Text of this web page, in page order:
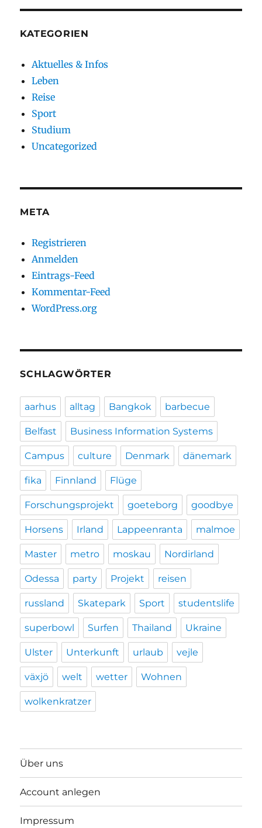
KATEGORIEN
Aktuelles & Infos
Leben
Reise
Sport
Studium
Uncategorized
META
Registrieren
Anmelden
Eintrags-Feed
Kommentar-Feed
WordPress.org
SCHLAGWÖRTER
aarhus alltag Bangkok barbecue
Belfast Business Information Systems
Campus culture Denmark dänemark
fika Finnland Flüge
Forschungsprojekt goeteborg goodbye
Horsens Irland Lappeenranta malmoe
Master metro moskau Nordirland
Odessa party Projekt reisen
russland Skatepark Sport studentslife
superbowl Surfen Thailand Ukraine
Ulster Unterkunft urlaub vejle
växjö welt wetter Wohnen
wolkenkratzer
Über uns
Account anlegen
Impressum